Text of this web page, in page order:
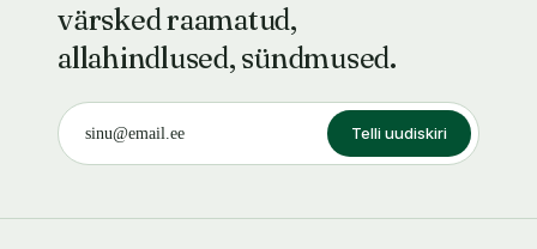
värsked raamatud,
allahindlused, sündmused.
Telli uudiskiri